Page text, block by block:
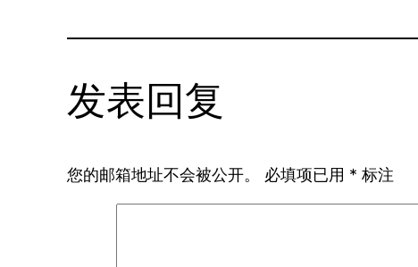
发表回复
您的邮箱地址不会被公开。 必填项已用 * 标注